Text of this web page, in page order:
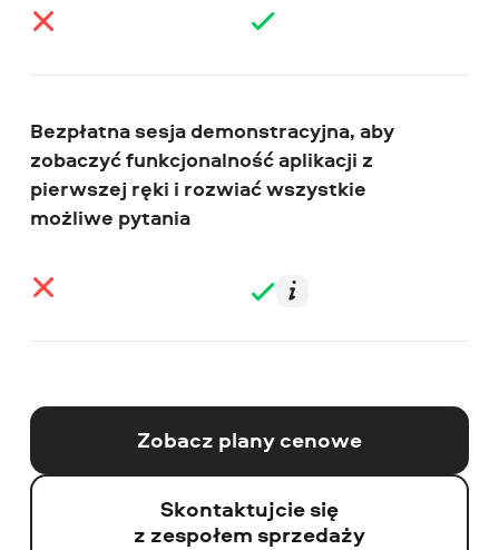
Bezpłatna sesja demonstracyjna, aby
zobaczyć funkcjonalność aplikacji z
pierwszej ręki i rozwiać wszystkie
możliwe pytania
Zobacz plany cenowe
Skontaktujcie się
z zespołem sprzedaży